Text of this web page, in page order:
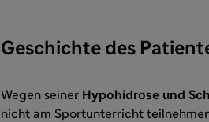
Geschichte des
Wegen seiner Hypohidrose und
nicht am Sportunterricht